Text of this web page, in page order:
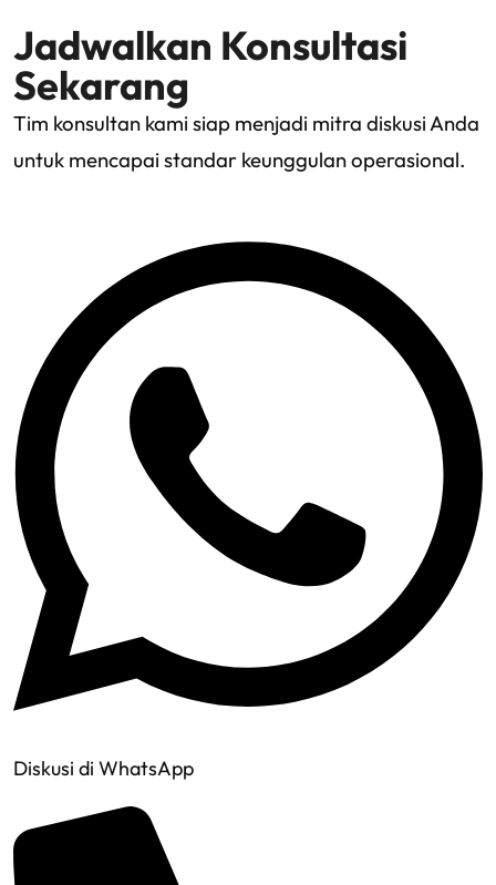
Jadwalkan Konsultasi
Sekarang
Tim konsultan kami siap menjadi mitra diskusi Anda
untuk mencapai standar keunggulan operasional.
Diskusi di WhatsApp